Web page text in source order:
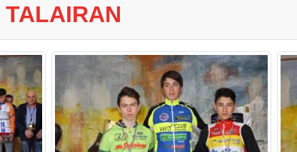
TALAIRAN